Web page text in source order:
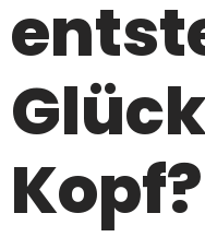
Kopf?